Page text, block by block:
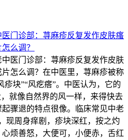
门诊部：荨麻疹反复发作皮肤
怎么调？在中医里，荨麻疹被称
疹块”“风疙瘩”。中医认为，它的
就像自然界的风一样，来得快去
骤退的特点很像。临床常见中老
现周身痒剧，疹块深红，按之灼
烦善怒，大便可，小便赤，舌红